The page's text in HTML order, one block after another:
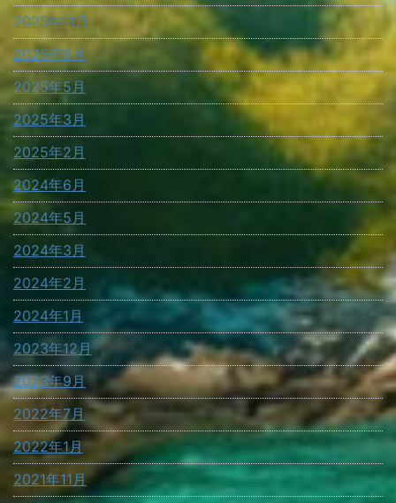
2025年11月
2025年8月
2025年5月
2025年3月
2025年2月
2024年6月
2024年5月
2024年3月
2024年2月
2024年1月
2023年12月
2023年9月
2022年7月
2022年1月
2021年11月